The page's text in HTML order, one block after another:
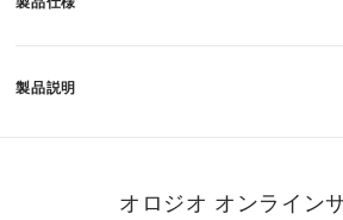
製品説明
オロジオ オンライン